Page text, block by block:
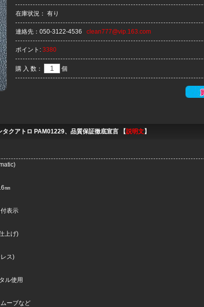
在庫状況： 有り
連絡先： 050-3122-4536 clean777@vip.163.com
ポイント: 3380
購 入 数： 個
タクアトロ PAM01229、品質保証徹底宣言 【説明文】
㎜
表示
上げ)
ス)
ル使用
ーブなど